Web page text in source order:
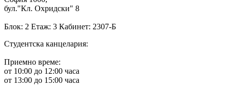
бул."Кл. Охридски" 8
Блок: 2 Етаж: 3 Кабинет: 2307-Б
Студентска канцелария:
Приемно време:
от 10:00 до 12:00 часа
от 13:00 до 15:00 часа